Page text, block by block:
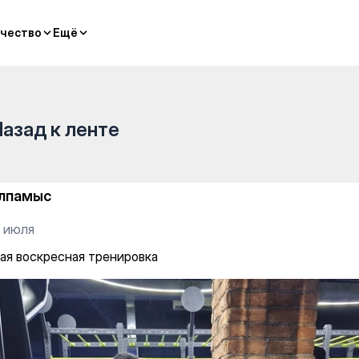
Ещё
Ещё
к ленте
июля
воскресная тренировка